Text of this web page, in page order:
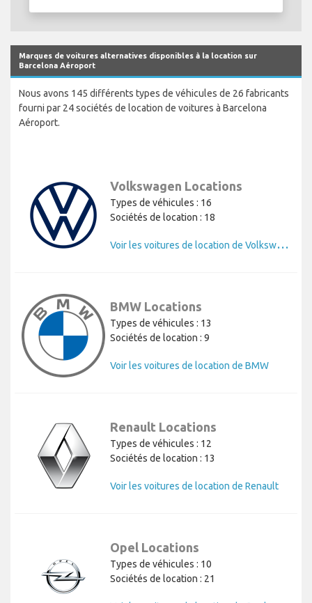
Marques de voitures alternatives disponibles à la location sur
Barcelona Aéroport
Nous avons 145 différents types de véhicules de 26 fabricants
fourni par 24 sociétés de location de voitures à Barcelona
Aéroport.
Volkswagen Locations
Types de véhicules : 16
Sociétés de location : 18
V
oir les voitures de location de Volkswagen
BMW Locations
Types de véhicules : 13
Sociétés de location : 9
Voir les voitures de location de BMW
Renault Locations
Types de véhicules : 12
Sociétés de location : 13
Voir les voitures de location de Renault
Opel Locations
Types de véhicules : 10
Sociétés de location : 21